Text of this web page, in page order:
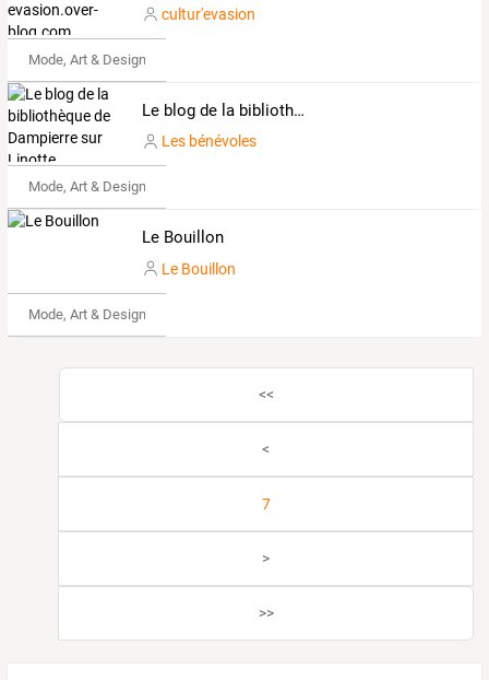
cultur'evasion
Mode, Art & Design
Le blog de la bibliothèque de Dampierre sur Linotte
Les bénévoles
Mode, Art & Design
Le Bouillon
Le Bouillon
Mode, Art & Design
<<
<
7
>
>>